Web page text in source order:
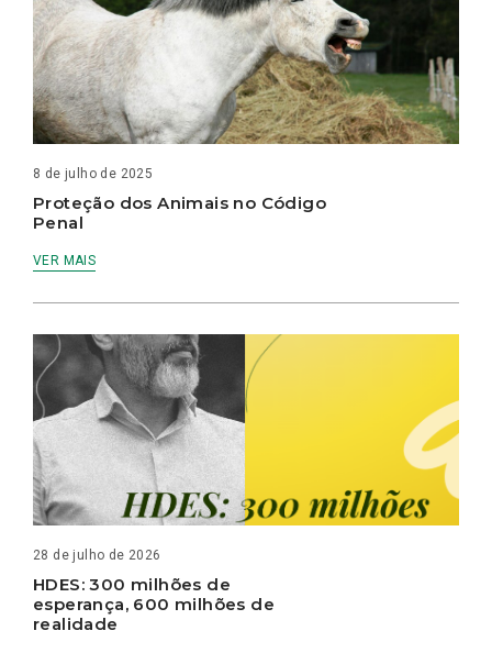
8 de julho de 2025
Proteção dos Animais no Código
Penal
VER MAIS
28 de julho de 2026
HDES: 300 milhões de
esperança, 600 milhões de
realidade